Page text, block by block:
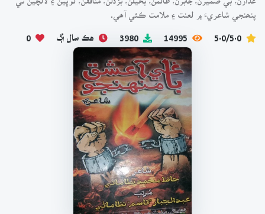
پنھنجي شاعريءَ ۾ لعنت ۽ ملامت ڪئي آھي.
5.0/5.0
14995
3980 هڪ سال اڳ 0